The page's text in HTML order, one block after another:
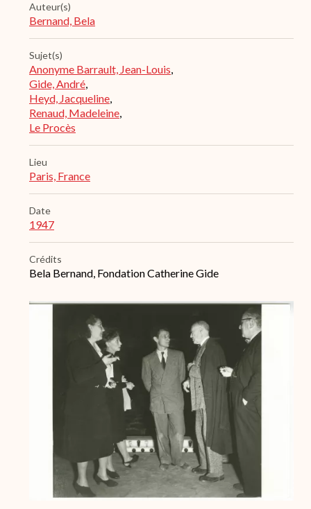
Auteur(s)
Bernand, Bela
Sujet(s)
Anonyme Barrault, Jean-Louis,
Gide, André,
Heyd, Jacqueline,
Renaud, Madeleine,
Le Procès
Lieu
Paris, France
Date
1947
Crédits
Bela Bernand, Fondation Catherine Gide
Archive